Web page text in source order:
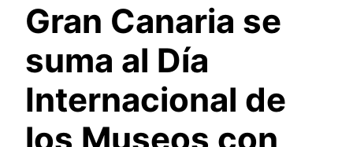
Gran Canaria se
suma al Día
Internacional de
los Museos con